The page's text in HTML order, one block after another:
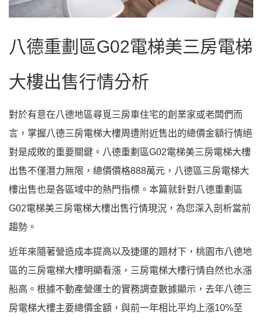
八德重劃區G02電梯美三房電梯
大樓出售行情分析
對於有意在八德地區尋覓三房車住宅的創業家或老闆們而
言，掌握八德三房電梯大樓周遭附近售出的總價金額行情絕
對是成敗的重要關鍵。八德重劃區G02電梯美三房電梯大樓
出售不僅潛力無限，總價價格888萬元，八德區三房電梯大
樓出售也是各區域中的熱門指標。本篇就針對八德重劃區
G02電梯美三房電梯大樓出售行情現況，為您深入剖析當前
趨勢。
近年來隨著營造成本提高以及捷運的題材下，桃園市八德地
區的三房電梯大樓明顯看漲，三房電梯大樓行情自然也水漲
船高。根據不動產營運士的實務調查數據顯示，去年八德三
房電梯大樓主要總價金額，與前一年相比平均上漲10%至